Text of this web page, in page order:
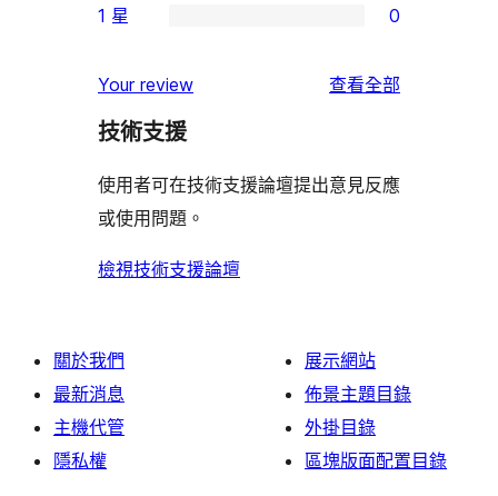
使
者
論
星
用
者
論
3
使
用
評
論
個
星
使
者
評
論
1
星
用
者
評
1 星 0
Your review 查看全部
評
技術支援
使用者可在技術支援論壇提出意見反應
或使用問題。
檢視技術支援論壇
關於我們
最新消息
主機代管
隱私權
展示網站
佈景主題目錄
外掛目錄
區塊版面配置目錄